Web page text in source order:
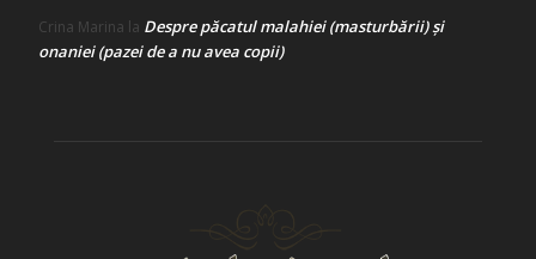
Crina Marina la Despre păcatul malahiei (masturbării) şi
onaniei (pazei de a nu avea copii)